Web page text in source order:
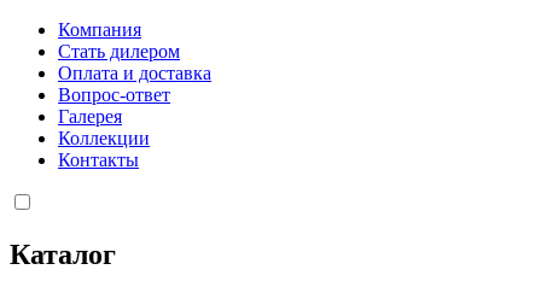
Компания
Стать дилером
Оплата и доставка
Вопрос-ответ
Галерея
Коллекции
Контакты
Каталог